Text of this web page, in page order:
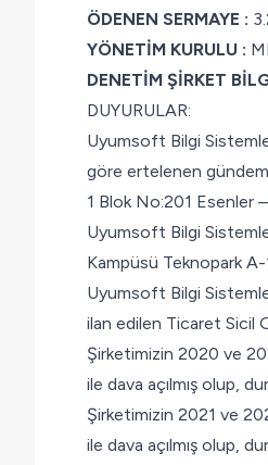
ÖDENEN SERMAYE :
YÖNETİM KURULU :
DENETİM ŞİRKET
DUYURULAR:
Uyumsoft Bilgi
göre ertelenen gündem
1 Blok No:201 Esenler
Uyumsoft Bilgi
Kampüsü Teknopark
Uyumsoft Bilgi
ilan edilen Ticaret Sicil
Şirketimizin 2020 ve
ile dava açılmış olup,
Şirketimizin 2021 ve
ile dava açılmış olup,